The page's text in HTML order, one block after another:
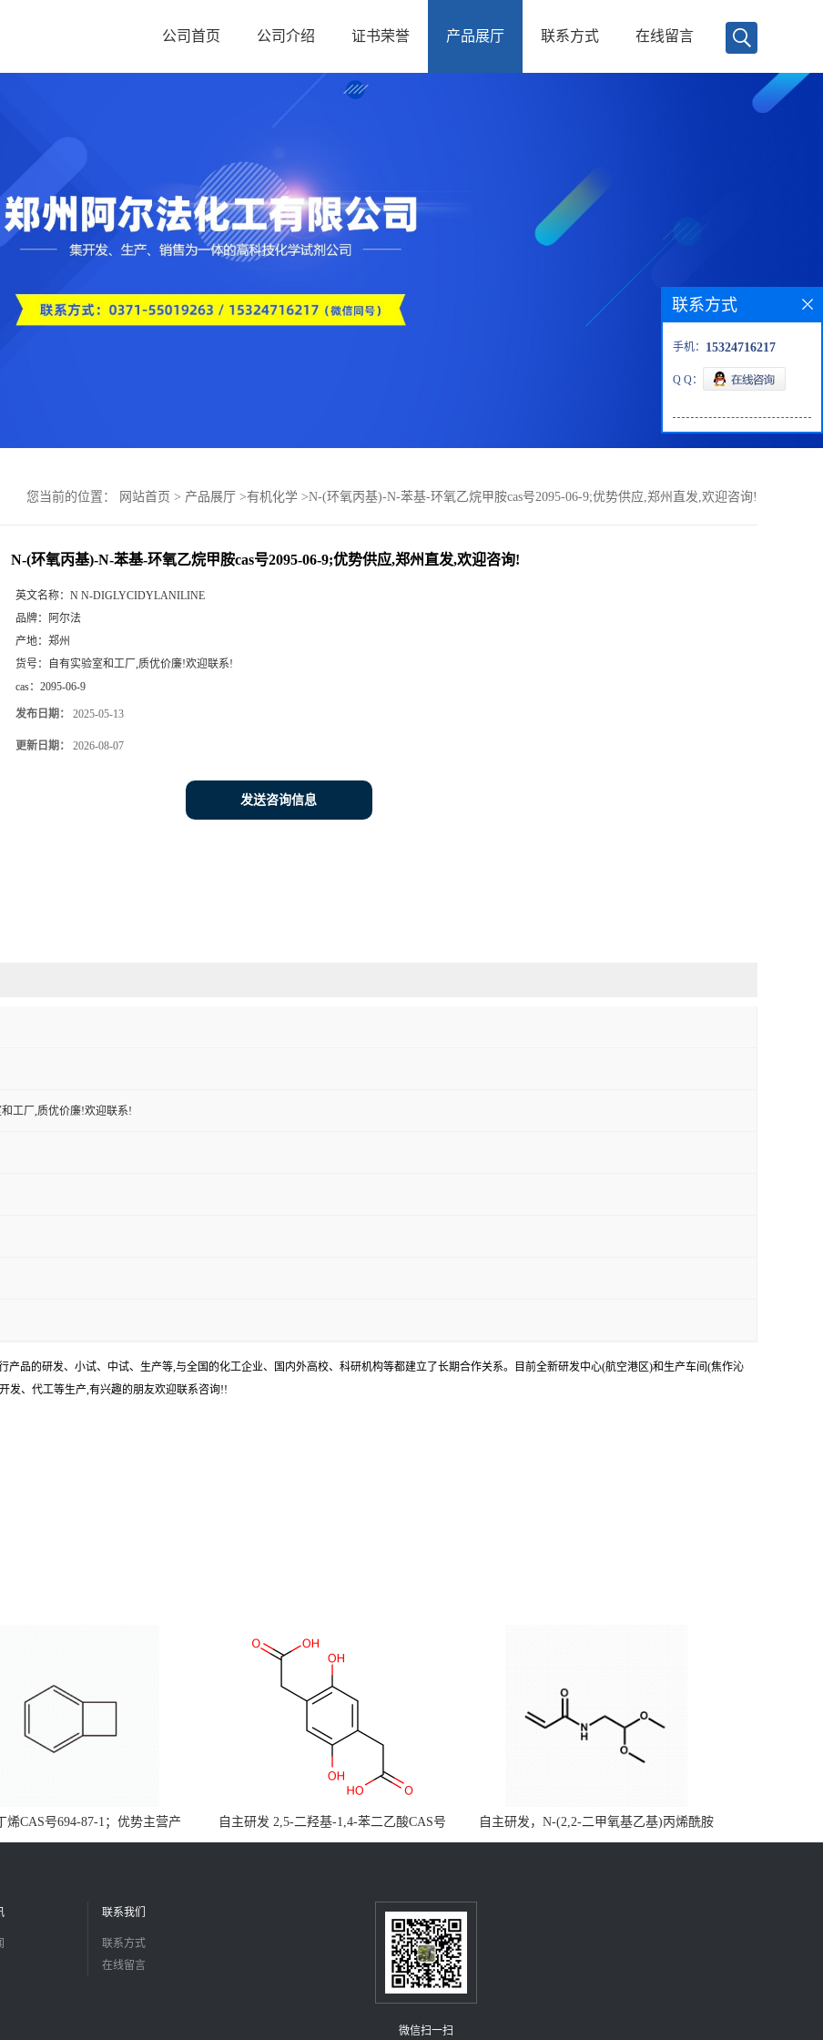
公司首页 公司介绍 证书荣誉 产品展厅 联系方式 在线留言
您当前的位置： 网站首页 > 产品展厅 >有机化学 >N-(环氧丙基)-N-苯基-环氧乙烷甲胺cas号2095-06-9;优势供应,郑州直发,欢迎咨询!
N-(环氧丙基)-N-苯基-环氧乙烷甲胺cas号2095-06-9;优势供应,郑州直发,欢迎咨询!
英文名称： N N-DIGLYCIDYLANILINE
品牌： 阿尔法
产地： 郑州
货号：
自有实验室和工厂,质优价廉!欢迎联系!
cas： 2095-06-9
发布日期： 2025-05-13
更新日期： 2026-08-07
发送咨询信息
和工厂,质优价廉!欢迎联系!
产品的研发、小试、中试、生产等,与全国的化工企业、国内外高校、科研机构等都建立了长期合作关系。目前全新研发中心(航空港区)和生产车间(焦作沁
发、代工等生产,有兴趣的朋友欢迎联系咨询!!
烯CAS号694-87-1；优势主营产
现货直发，大小包装均可
自主研发 2,5-二羟基-1,4-苯二乙酸CAS号
5488-16-4；公斤级现货优势供应，质量保
自主研发，N-(2,2-二甲氧基乙基)丙烯酰胺
CAS号49707-23-5；丙烯酰胺类单体优势供
联系方式
手机： 15324716217
Q Q：
联系我们
联系方式
在线留言
微信扫一扫